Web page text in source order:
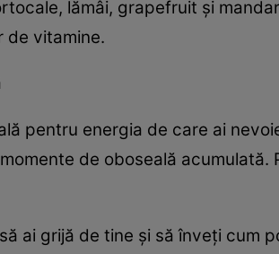
lămâi, grapefruit şi
de vitamine.
pentru energia de care ai
de oboseală
ai grijă de tine şi să înveţi cum